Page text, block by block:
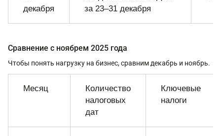
декабря
за 23–31 декабря
Сравнение с ноябрем 2025 года
Чтобы понять нагрузку на бизнес, сравним декабрь и ноябрь.
Месяц
Количество
налоговых
дат
Ключевые
налоги